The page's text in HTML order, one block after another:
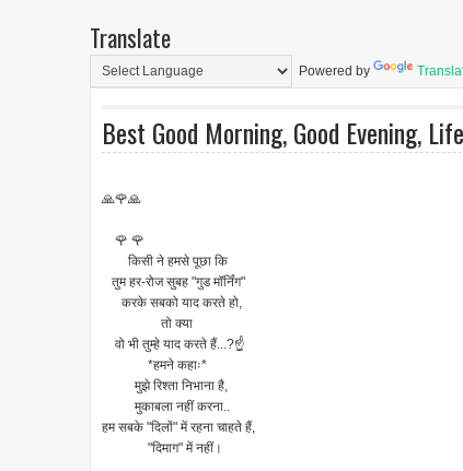
Translate
Powered by
Best Good Morning, Good Evening,
🙏🌹🙏
🌹 🌹
किसी ने हमसे पूछा कि
तुम हर-रोज सुबह "गुड मॉर्निंग"
करके सबको याद करते हो,
तो क्या
वो भी तुम्हे याद करते हैं...?☝
*हमने कहाः*
मुझे रिश्ता निभाना है,
मुकाबला नहीं करना..
हम सबके "दिलों" में रहना चाहते हैं,
"दिमाग" में नहीं।